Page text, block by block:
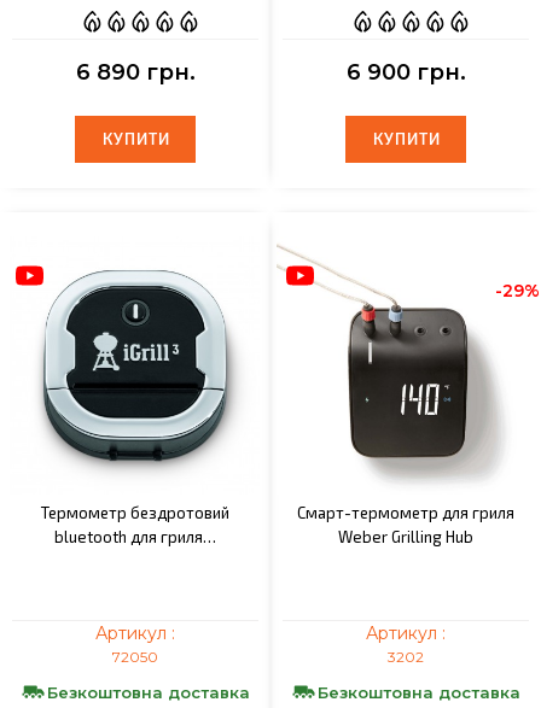
6 890 грн.
КУПИТИ
КУПИТИ
6 900 грн.
КУПИТИ
КУПИТИ
Термометр бездротовий
bluetooth для гриля…
Артикул :
72050
Безкоштовна доставка
-29%
Смарт-термометр для гриля
Weber Grilling Hub
Артикул :
3202
Безкоштовна доставка